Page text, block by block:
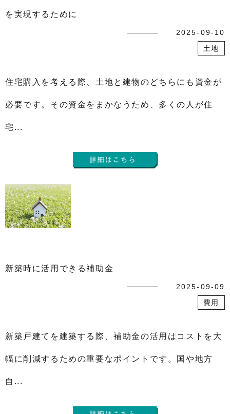
を実現するために
2025-09-10
土地
住宅購入を考える際、土地と建物のどちらにも資金が
必要です。その資金をまかなうため、多くの人が住
宅...
新築時に活用できる補助金
2025-09-09
費用
新築戸建てを建築する際、補助金の活用はコストを大
幅に削減するための重要なポイントです。国や地方
自...